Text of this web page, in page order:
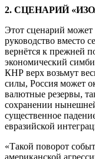
2. СЦЕНАРИЙ
Этот сценарий может
руководство вместо
вернётся к прежней
экономический
КНР верх возьмут
силы, Россия может
валютные резервы,
сохранении
существенное
евразийской
«Такой поворот
американской